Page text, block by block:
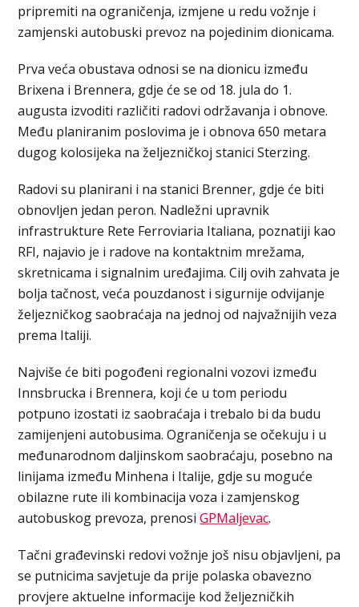
pripremiti na ograničenja, izmjene u redu vožnje i
zamjenski autobuski prevoz na pojedinim dionicama.
Prva veća obustava odnosi se na dionicu između
Brixena i Brennera, gdje će se od 18. jula do 1.
augusta izvoditi različiti radovi održavanja i obnove.
Među planiranim poslovima je i obnova 650 metara
dugog kolosijeka na željezničkoj stanici Sterzing.
Radovi su planirani i na stanici Brenner, gdje će biti
obnovljen jedan peron. Nadležni upravnik
infrastrukture Rete Ferroviaria Italiana, poznatiji kao
RFI, najavio je i radove na kontaktnim mrežama,
skretnicama i signalnim uređajima. Cilj ovih zahvata je
bolja tačnost, veća pouzdanost i sigurnije odvijanje
željezničkog saobraćaja na jednoj od najvažnijih veza
prema Italiji.
Najviše će biti pogođeni regionalni vozovi između
Innsbrucka i Brennera, koji će u tom periodu
potpuno izostati iz saobraćaja i trebalo bi da budu
zamijenjeni autobusima. Ograničenja se očekuju i u
međunarodnom daljinskom saobraćaju, posebno na
linijama između Minhena i Italije, gdje su moguće
obilazne rute ili kombinacija voza i zamjenskog
autobuskog prevoza, prenosiGPMaljevac.
Tačni građevinski redovi vožnje još nisu objavljeni, pa
se putnicima savjetuje da prije polaska obavezno
provjere aktuelne informacije kod željezničkih